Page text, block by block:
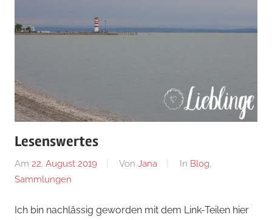
Lesenswertes
Am 22. August 2019 Von Jana In Blog,
Sammlungen
Ich bin nachlässig geworden mit dem Link-Teilen hier